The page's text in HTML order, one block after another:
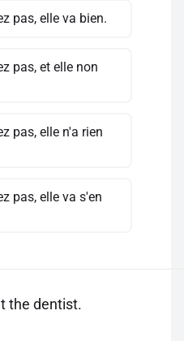
pas, elle va bien.
pas, et elle non
pas, elle n'a rien
pas, elle va s'en
the dentist.